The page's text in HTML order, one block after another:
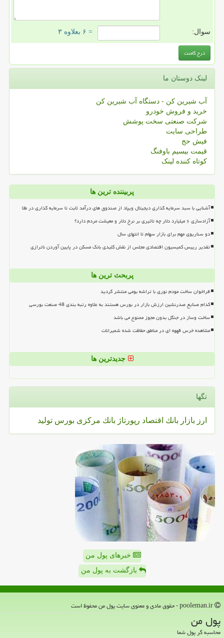
سوال: = ۶ بعلاوه ۳
لینک دوستان ما
آب شیرین کن - دستگاه آب شیرین کن
خرید و فروش خودرو
شرکت صنعتی سخت پوشش
طراحی سایت
فیش حج
قیمت بیسیم باوفنگ
کوتاه کننده لینک
پربیننده ترین ها
آشنایی با سبد سرمایه گذاری دیجیتال ویپاد از صندوق های درآمد ثابت تا سرمایه گذاری در طلا
آزادسازی ۶ میلیارد دلار چه تاثیری بر نرخ دلار و معیشت مردم دارد؟
دو سناریوی مهم برای بازار سهام تا انتهای سال
تقدیر رییس کمیسیون اقتصادی مجلس از نقش کلیدی بانک مسکن در پایین آوردن ناترازی
پربحث ترین ها
فراخوان ساخت مودم نوری با تراشه بومی منتشر گردید
کدام صنایع صدرنشین ارزش بازار در بورس هستند به علاوه رتبه بندی 48 صنعت بورسی
ساخت وساز در جنگل بدون مجوز ممنوع می باشد
مشاهده خرس قهوه ای در مناطق حفاظت شده شمیرانات
جدیدترین ها
تگها
ارز بازار بانك اقتصاد رپورتاژ بانك مركزی بورس تولید
خبرهای پول من
بازگشت به پول من
پول من
محاسبه گر پول شما